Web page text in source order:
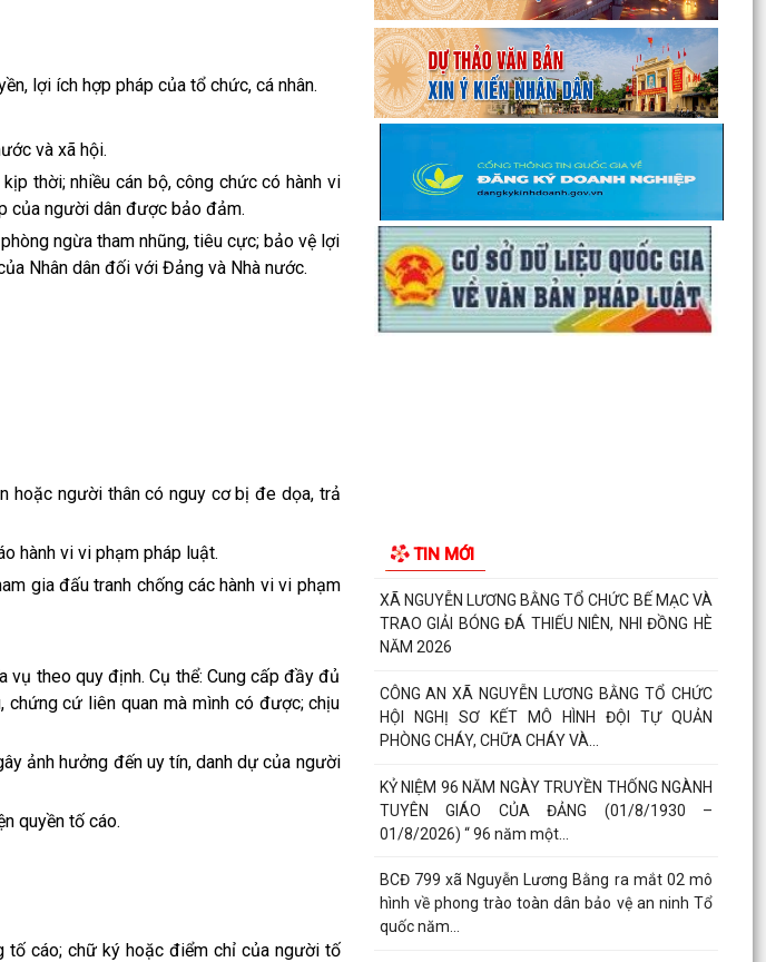
lợi ích hợp pháp của tổ chức, cá nhân.
và xã hội.
thời; nhiều cán bộ, công chức có hành vi
của người dân được bảo đảm.
ngừa tham nhũng, tiêu cực; bảo vệ lợi
Nhân dân đối với Đảng và Nhà nước.
hoặc người thân có nguy cơ bị đe dọa, trả
hành vi vi phạm pháp luật.
gia đấu tranh chống các hành vi vi phạm
theo quy định. Cụ thể: Cung cấp đầy đủ
cứ liên quan mà mình có được; chịu
ảnh hưởng đến uy tín, danh dự của người
quyền tố cáo.
tố cáo; chữ ký hoặc điểm chỉ của người tố
TIN MỚI
Lan tỏa nghĩa cử cao đẹp trong phong trào hiến
máu tình nguyện tại xã Nguyễn Lương Bằng
Ban Thường vụ Đảng ủy xã Nguyễn Lương Bằng
công bố các quyết định kiện toàn cấp ủy chi bộ
BAN CHỈ HUY QUÂN SỰ XÃ NGUYỄN LƯƠNG
CHƯƠNG CHIẾN CÔNG HẠNG BA...
CHI BỘ TRƯỜNG TIỂU HỌC ĐOÀN TÙNG XÃ
NGUYỄN LƯƠNG BẰNG ĐỔI MỚI, NÂNG CAO
CHẤT LƯỢNG SINH HOẠT CHI BỘ...
KẾT CHIẾN DỊCH MÙA HÈ...
XÃ NGUYỄN LƯƠNG BẰNG TỔ CHỨC BẾ MẠC VÀ
TRAO GIẢI BÓNG ĐÁ THIẾU NIÊN, NHI ĐỒNG HÈ
NĂM 2026
CÔNG AN XÃ NGUYỄN LƯƠNG BẰNG TỔ CHỨC
HỘI NGHỊ SƠ KẾT MÔ HÌNH ĐỘI TỰ QUẢN
PHÒNG CHÁY, CHỮA CHÁY VÀ...
KỶ NIỆM 96 NĂM NGÀY TRUYỀN THỐNG NGÀNH
TUYÊN GIÁO CỦA ĐẢNG (01/8/1930 –
01/8/2026) “ 96 năm một...
BCĐ 799 xã Nguyễn Lương Bằng ra mắt 02 mô
hình về phong trào toàn dân bảo vệ an ninh Tổ
quốc năm...